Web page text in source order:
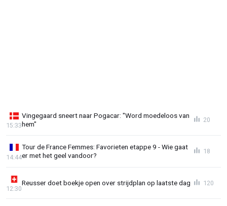
Vingegaard sneert naar Pogacar: "Word moedeloos van
hem"
15:33
20
Tour de France Femmes: Favorieten etappe 9 - Wie gaat
er met het geel vandoor?
14:44
18
Reusser doet boekje open over strijdplan op laatste dag
12:30
120